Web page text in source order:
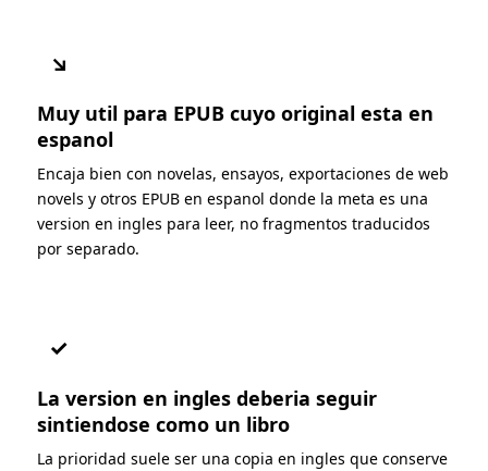
↘
Muy util para EPUB cuyo original esta en
espanol
Encaja bien con novelas, ensayos, exportaciones de web
novels y otros EPUB en espanol donde la meta es una
version en ingles para leer, no fragmentos traducidos
por separado.
✓
La version en ingles deberia seguir
sintiendose como un libro
La prioridad suele ser una copia en ingles que conserve